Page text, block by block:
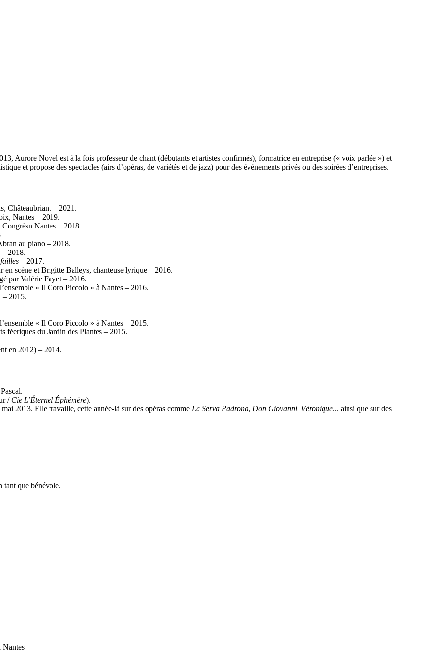
Aurore Noyel est à la fois professeur de chant (débutants et artistes confirmés), formatrice en entreprise (« voix parlée ») et
et propose des spectacles (airs d’opéras, de variétés et de jazz) pour des événements privés ou des soirées d’entreprises.
Châteaubriant – 2021.
Nantes – 2019.
Nantes – 2018.
au piano – 2018.
2018.
– 2017.
en scène et Brigitte Balleys, chanteuse lyrique – 2016.
par Valérie Fayet – 2016.
« Il Coro Piccolo » à Nantes – 2016.
– 2015.
« Il Coro Piccolo » à Nantes – 2015.
féeriques du Jardin des Plantes – 2015.
en 2012) – 2014.
/ Cie L’Éternel Éphémère).
2013. Elle travaille, cette année-là sur des opéras comme La Serva Padrona, Don Giovanni, Véronique... ainsi que sur des
tant que bénévole.
Nantes